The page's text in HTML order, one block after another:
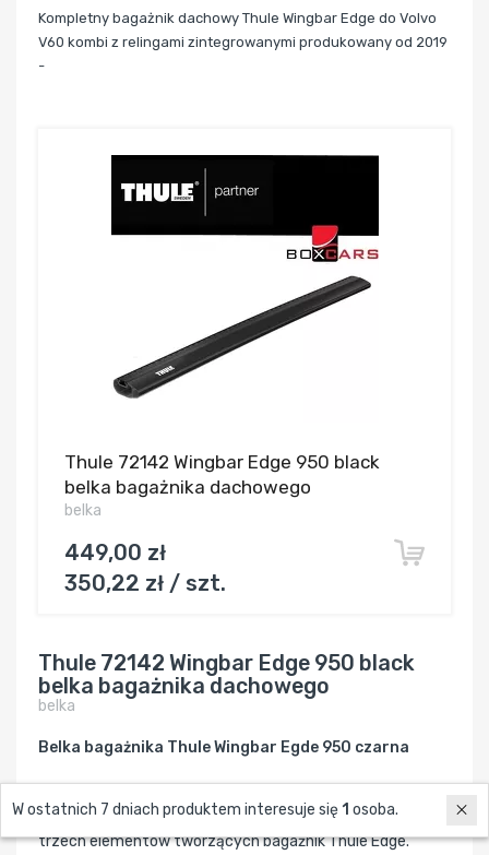
Kompletny bagażnik dachowy Thule Wingbar Edge do Volvo
V60 kombi z relingami zintegrowanymi produkowany od 2019
-
Thule 72142 Wingbar Edge 950 black
belka bagażnika dachowego
belka
449,00 zł
350,22 zł / szt.
Thule 72142 Wingbar Edge 950 black
belka bagażnika dachowego
belka
Belka bagażnika Thule Wingbar Egde 950 czarna
Thule Wingbar Edge 950w kolorze czarnym to jeden z
trzech elementów tworzących bagażnik Thule Edge.
W ostatnich 7 dniach produktem interesuje się 1 osoba.